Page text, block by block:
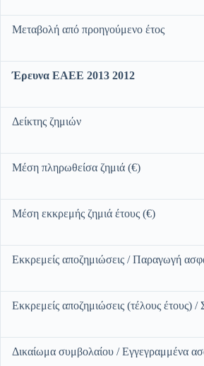
Μεταβολή από προηγούμενο
Έρευνα ΕΑΕΕ 2013 2012
Δείκτης ζημιών
Μέση πληρωθείσα ζημιά (€)
Μέση εκκρεμής ζημιά έτους (€)
Εκκρεμείς αποζημιώσεις / Παραγωγή
Εκκρεμείς αποζημιώσεις (τέλους έτους)
Δικαίωμα συμβολαίου / Εγγεγραμμένα